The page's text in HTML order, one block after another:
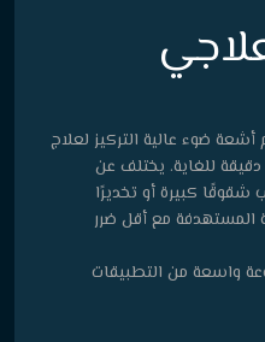
أشعة ضوء عالية التركيز لعلاج
للغاية. يختلف عن
شقوقًا كبيرة أو تخديرًا
المستهدفة مع أقل ضرر
واسعة من التطبيقات